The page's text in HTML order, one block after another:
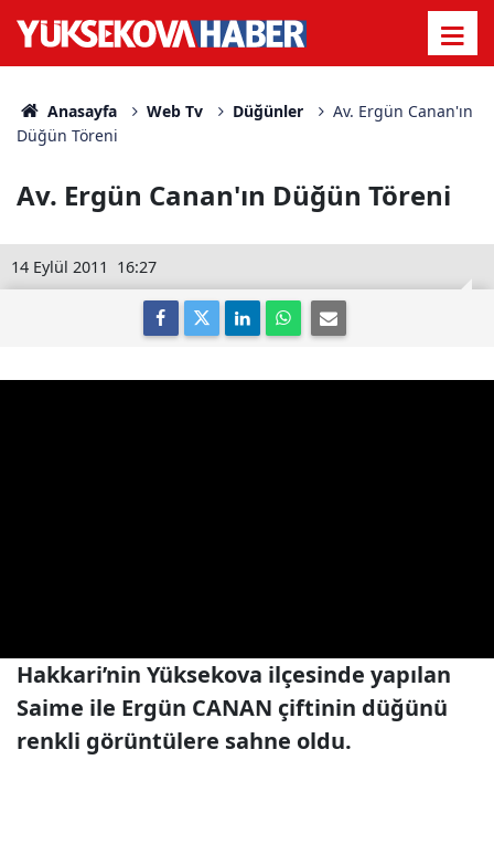
Anasayfa Web Tv Düğünler
Av. Ergün Canan'ın
Düğün Töreni
Av. Ergün Canan'ın Düğün Töreni
16:27
14 Eylül 2011
Hakkari’nin Yüksekova ilçesinde yapılan
Saime ile Ergün CANAN çiftinin düğünü
renkli görüntülere sahne oldu.